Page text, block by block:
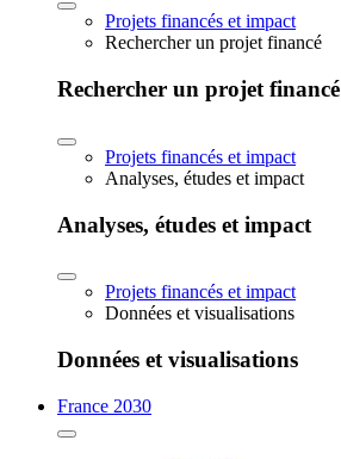
Projets financés et impact
Rechercher un projet financé
Rechercher un projet financé
Projets financés et impact
Analyses, études et impact
Analyses, études et impact
Projets financés et impact
Données et visualisations
Données et visualisations
France 2030